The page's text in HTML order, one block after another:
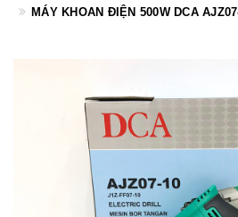
MÁY KHOAN ĐIỆN 500W DCA